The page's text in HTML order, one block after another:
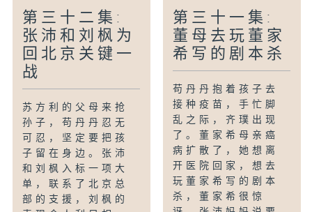
第三十二集:
张沛和刘枫为
回北京关键一
战
苏方利的父母来抢
孙子，苟丹丹忍无
可忍，坚定要把孩
子留在身边。张沛
和刘枫入标一项大
单，联系了北京总
部的支援，刘枫的
第三十一集:
董母去玩董家
希写的剧本杀
苟丹丹抱着孩子去
接种疫苗，手忙脚
乱之际，齐璞出现
了。董家希母亲癌
病扩散了，她想离
开医院回家，想去
玩董家希写的剧本
杀，董家希很惊